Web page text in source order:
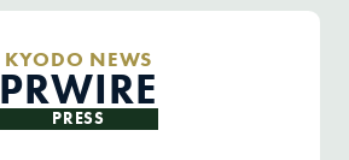
KYODO NEWS
PRWIRE
PRESS